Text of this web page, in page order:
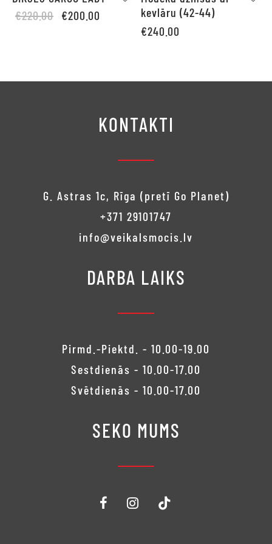
€220.00 Original
€200.00
kevlāru (42-44)
€240.00
KONTAKTI
G. Astras 1c, Rīga (pretī Go Planet)
+371 29101747
info@veikalsmocis.lv
DARBA LAIKS
Pirmd.-Piektd. - 10.00-19.00
Sestdienās - 10.00-17.00
Svētdienās - 10.00-17.00
SEKO MUMS